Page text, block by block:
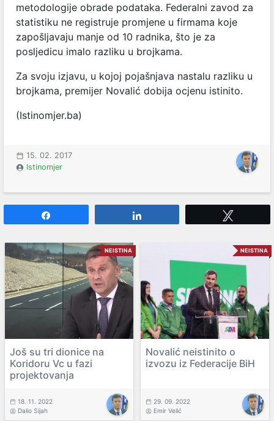
metodologije obrade podataka. Federalni zavod za
statistiku ne registruje promjene u firmama koje
zapošljavaju manje od 10 radnika, što je za
posljedicu imalo razliku u brojkama.
Za svoju izjavu, u kojoj pojašnjava nastalu razliku u
brojkama, premijer Novalić dobija ocjenu istinito.
(Istinomjer.ba)
15. 02. 2017
Istinomjer
NEISTINA
Još su tri dionice na
Koridoru Vc u fazi
projektovanja
18. 11. 2022
Dalio Sijah
NEISTINA
Novalić neistinito o
izvozu iz Federacije BiH
29. 09. 2022
Emir Velić